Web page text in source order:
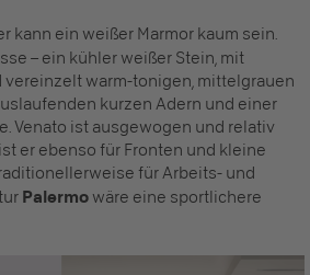
kann ein weißer Marmor kaum sein.
– ein kühler weißer Stein, mit
vereinzelt warm-tonigen, mittelgrauen
kurzen Adern und einer
Venato ist ausgewogen und relativ
er ebenso für Fronten und kleine
für Arbeits- und
Palermo wäre eine sportlichere